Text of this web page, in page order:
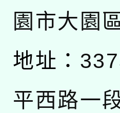
園市大園
地址：
平西路一